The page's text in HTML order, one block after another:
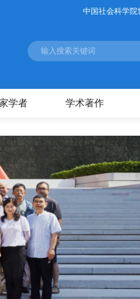
中国社会科学
学者 学术著作